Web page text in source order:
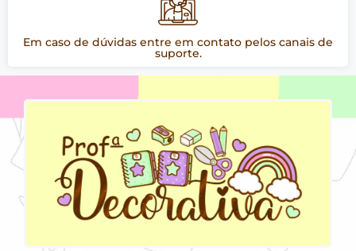
Em caso de dúvidas entre em contato pelos canais de
suporte.